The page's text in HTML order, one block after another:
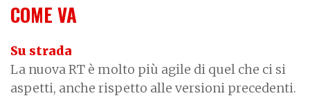
COME VA
Su strada
La nuova RT è molto più agile di quel che ci si
aspetti, anche rispetto alle versioni precedenti.